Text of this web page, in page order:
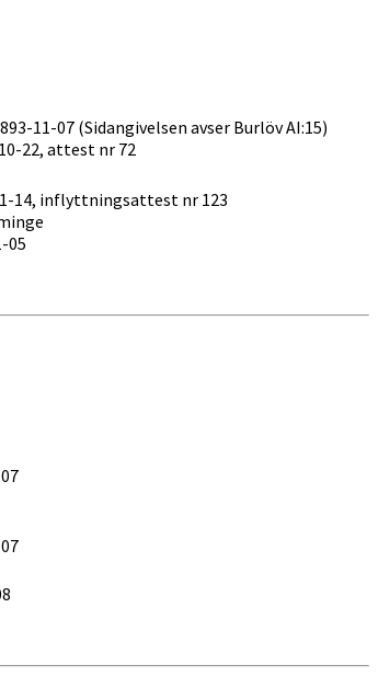
11-07 (Sidangivelsen avser Burlöv AI:15)
22, attest nr 72
14, inflyttningsattest nr 123
05